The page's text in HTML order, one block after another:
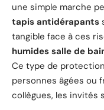
une simple marche
tapis antidérapants
tangible face à ces
humides salle de
Ce type de
personnes âgées ou
collègues, les invités